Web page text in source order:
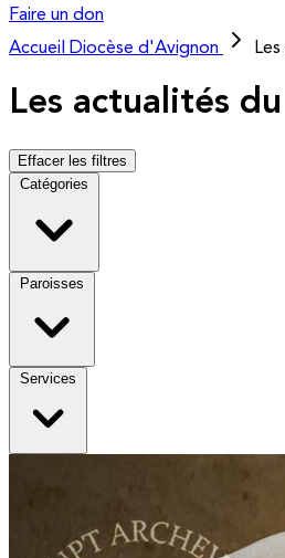
Faire un don
Accueil
Diocèse d'Avignon
Les actualités
Effacer les filtres
Catégories
Paroisses
Services